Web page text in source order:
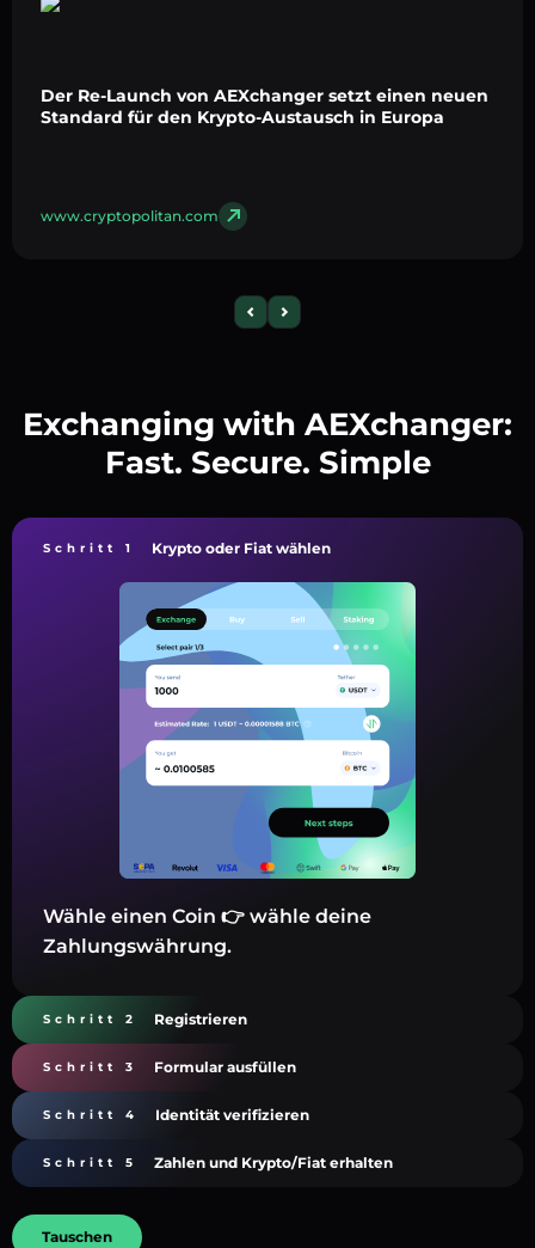
Der Re-Launch von AEXchanger setzt einen neuen
Standard für den Krypto-Austausch in Europa
www.cryptopolitan.com
Exchanging with AEXchanger:
Fast. Secure. Simple
Schritt 1 Krypto oder Fiat wählen
Wähle einen Coin 👉 wähle deine
Zahlungswährung.
Schritt 2 Registrieren
Schritt 3 Formular ausfüllen
Schritt 4 Identität verifizieren
Schritt 5 Zahlen und Krypto/Fiat erhalten
Tauschen